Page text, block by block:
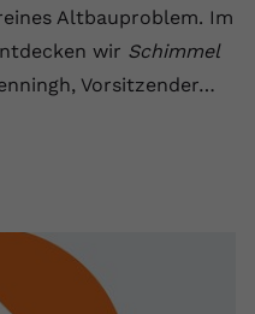
Altbauproblem. Im
wir Schimmel
Vorsitzender…